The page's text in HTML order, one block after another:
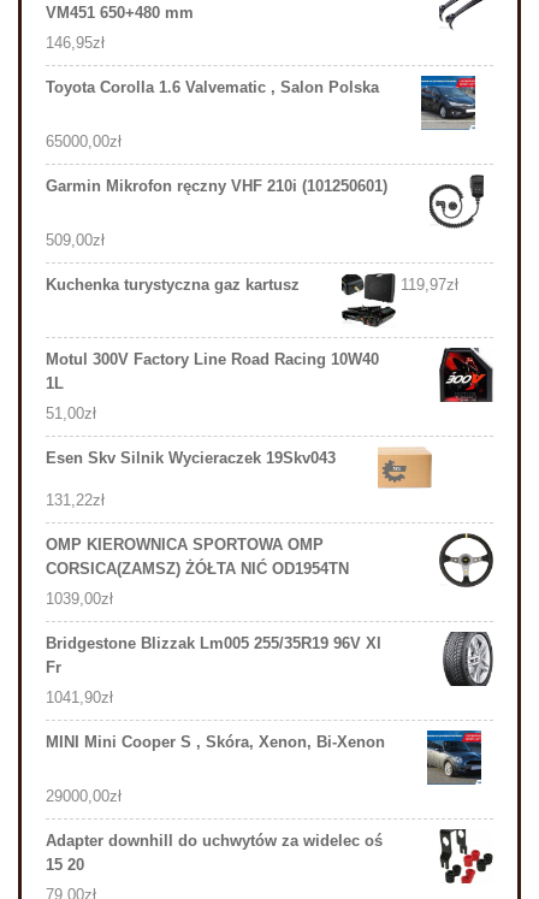
VM451 650+480 mm
146,95zł
Toyota Corolla 1.6 Valvematic , Salon Polska
65000,00zł
Garmin Mikrofon ręczny VHF 210i (101250601)
509,00zł
Kuchenka turystyczna gaz kartusz 119,97zł
Motul 300V Factory Line Road Racing 10W40
1L
51,00zł
Esen Skv Silnik Wycieraczek 19Skv043
131,22zł
OMP KIEROWNICA SPORTOWA OMP
CORSICA(ZAMSZ) ŻÓŁTA NIĆ OD1954TN
1039,00zł
Bridgestone Blizzak Lm005 255/35R19 96V Xl
Fr
1041,90zł
MINI Mini Cooper S , Skóra, Xenon, Bi-Xenon
29000,00zł
Adapter downhill do uchwytów za widelec oś
15 20
79,00zł